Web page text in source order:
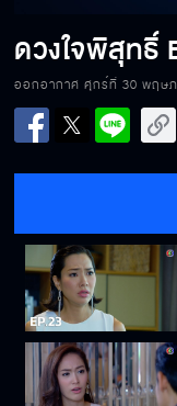
ดวงใจพิสุทธิ์
ออกอากาศ ศุกร์ที่ 30 พฤษ